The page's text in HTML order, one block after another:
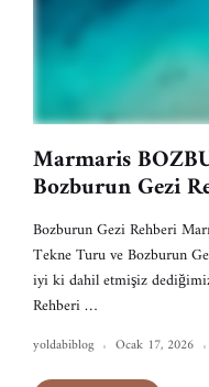
Marmaris
Bozburun Gezi
Bozburun Gezi Rehberi
Tekne Turu ve Bozburun
iyi ki dahil etmişiz
Rehberi …
yoldabiblog Ocak 17, 2026